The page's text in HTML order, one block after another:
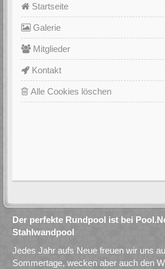
Startseite
Galerie
Mitglieder
Kontakt
Alle Cookies löschen
Der perfekte Rundpool ist bei
Stahlwandpool
Jedes Jahr aufs Neue freuen wir uns
Sommertage, wecken aber auch den